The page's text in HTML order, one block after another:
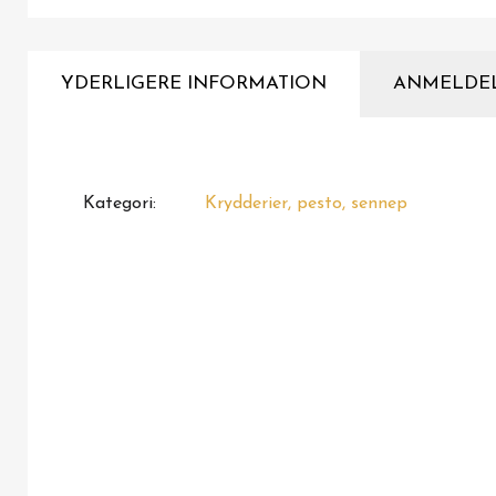
YDERLIGERE INFORMATION
Kategori Krydderier, pesto, sennep